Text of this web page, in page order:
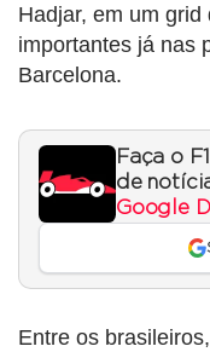
Hadjar, em um
importantes já nas
Barcelona.
Faça o
de
Google
Entre os brasileiros,